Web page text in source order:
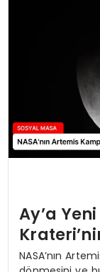
Ay’a
NASA’nın